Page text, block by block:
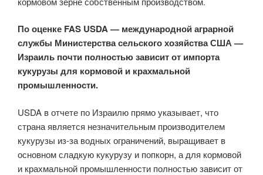
По оценке FAS USDA — международной аграрной
службы Министерства сельского хозяйства США —
Израиль почти полностью зависит от импорта
кукурузы для кормовой и крахмальной
промышленности.
USDA в отчете по Израилю прямо указывает, что
страна является незначительным производителем
кукурузы из-за водных ограничений, выращивает в
основном сладкую кукурузу и попкорн, а для кормовой
и крахмальной промышленности полностью зависит от